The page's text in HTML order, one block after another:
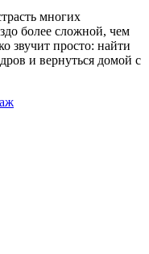
многих
более сложной, чем
звучит просто: найти
и вернуться домой с